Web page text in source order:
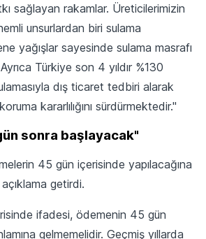
sağlayan rakamlar. Üreticilerimizin
unsurlardan biri sulama
yağışlar sayesinde sulama masrafı
Türkiye son 4 yıldır %130
dış ticaret tedbiri alarak
kararlılığını sürdürmektedir."
sonra başlayacak"
45 gün içerisinde yapılacağına
getirdi.
ifadesi, ödemenin 45 gün
gelmemelidir. Geçmiş yıllarda